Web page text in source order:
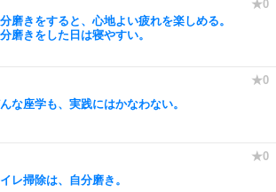
磨きをすると、心地よい疲れを楽しめる。
磨きをした日は寝やすい。
な座学も、実践にはかなわない。
イレ掃除は、自分磨き。